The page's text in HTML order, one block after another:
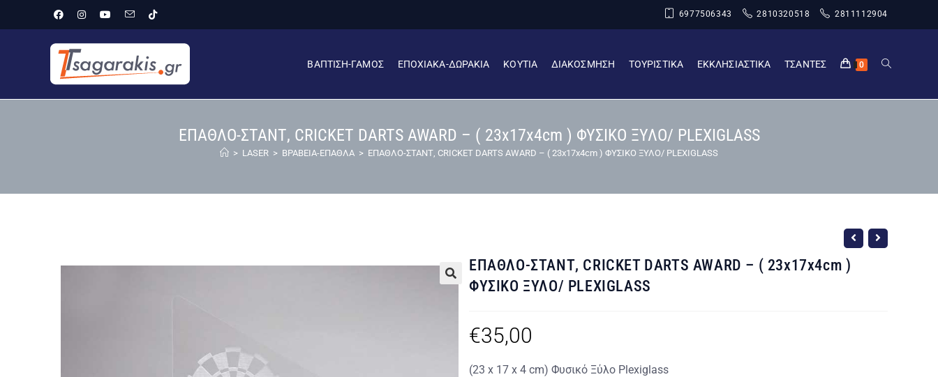
6977506343 2810320518 2811112904
ΒΑΠΤΙΣΗ-ΓΑΜΟΣ ΕΠΟΧΙΑΚΑ-ΔΩΡΑΚΙΑ ΚΟΥΤΙΑ ΔΙΑΚΟΣΜΗΣΗ ΤΟΥΡΙΣΤΙΚΑ ΕΚΚΛΗΣΙΑΣΤΙΚΑ ΤΣΑΝΤΕΣ 0
ΕΠΑΘΛΟ-ΣΤΑΝΤ, CRICKET DARTS AWARD – ( 23x17x4cm ) ΦΥΣΙΚΟ ΞΥΛΟ/ PLEXIGLASS
> LASER > ΒΡΑΒΕΙΑ-ΕΠΑΘΛΑ > ΕΠΑΘΛΟ-ΣΤΑΝΤ, CRICKET DARTS AWARD – ( 23x17x4cm ) ΦΥΣΙΚΟ ΞΥΛΟ/ PLEXIGLASS
ΕΠΑΘΛΟ-ΣΤΑΝΤ, CRICKET DARTS AWARD – ( 23x17x4cm )
ΦΥΣΙΚΟ ΞΥΛΟ/ PLEXIGLASS
€35,00
(23 x 17 x 4 cm) Φυσικό Ξύλο Plexiglass